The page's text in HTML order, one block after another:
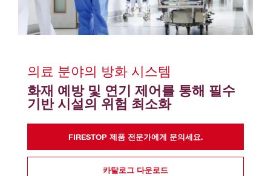
의료 분야의 방화 시스템
화재 예방 및 연기 제어를 통해 필수
기반 시설의 위험 최소화
FIRESTOP 제품 전문가에게 문의세요.
카탈로그 다운로드